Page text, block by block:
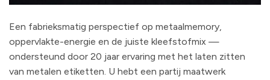
Een fabrieksmatig perspectief op metaalmemory,
oppervlakte-energie en de juiste kleefstofmix —
ondersteund door 20 jaar ervaring met het laten zitten
van metalen etiketten. U hebt een partij maatwerk